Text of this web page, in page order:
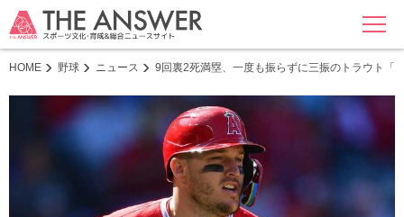
MENU
HOME 野球 ニュース 9回裏2死満塁、一度も振らずに三振のトラウト